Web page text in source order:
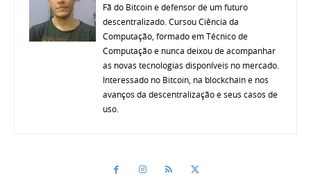
Fã do Bitcoin e defensor de um futuro
descentralizado. Cursou Ciência da
Computação, formado em Técnico de
Computação e nunca deixou de acompanhar
as novas tecnologias disponíveis no mercado.
Interessado no Bitcoin, na blockchain e nos
avanços da descentralização e seus casos de
uso.